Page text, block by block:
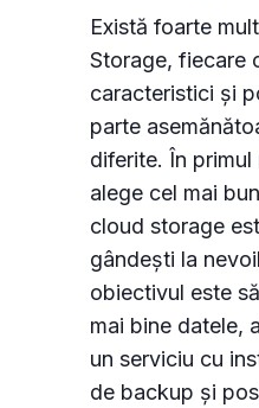
Există foarte
Storage, fiecare
caracteristici și
parte
diferite. În primul
alege cel mai
cloud storage
gândești la
obiectivul este
mai bine datele,
un serviciu cu
de backup și